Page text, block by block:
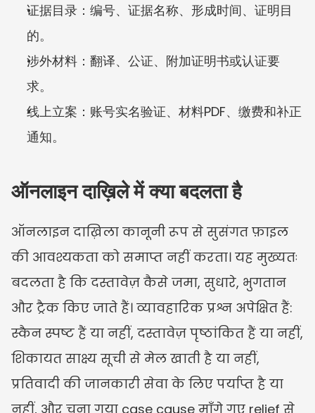
证据目录：编号、证据名称、形成时间、证明目
的。
涉外材料：翻译、公证、附加证明书或认证要
求。
线上立案：账号实名验证、材料PDF、缴费和补正
通知。
ऑनलाइन दाख़िले में क्या बदलता है
ऑनलाइन दाख़िला कानूनी रूप से सुसंगत फ़ाइल
की आवश्यकता को समाप्त नहीं करता। यह मुख्यतः
बदलता है कि दस्तावेज़ कैसे जमा, सुधारे, भुगतान
और ट्रैक किए जाते हैं। व्यावहारिक प्रश्न अपेक्षित हैं:
स्कैन स्पष्ट हैं या नहीं, दस्तावेज़ पृष्ठांकित हैं या नहीं,
शिकायत साक्ष्य सूची से मेल खाती है या नहीं,
प्रतिवादी की जानकारी सेवा के लिए पर्याप्त है या
नहीं, और चुना गया case cause माँगे गए relief से